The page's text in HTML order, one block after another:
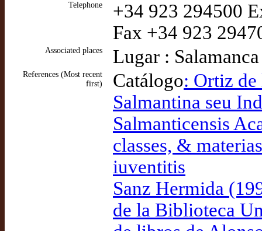
Telephone
+34 923 294500
Fax +34 923
Associated places Lugar : Salamanca
References (Most recent
first)
Catálogo: Ortiz
Salmantina seu
Salmanticensis
classes, &
iuventitis
Sanz Hermida
de la Biblioteca